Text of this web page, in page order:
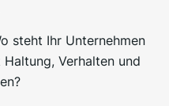
steht Ihr Unternehmen
Verhalten und